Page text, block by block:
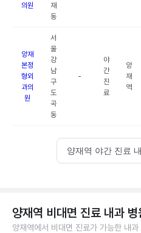
의원
재
동
양재
본정
형외
과의
원
서
울
강
남
구
도
곡
동
-
야
간
진
료
양
재
역
양재역 야간 진료
양재역 비대면 진료 내과 병
양재역에서 비대면 진료가 가능한 내과